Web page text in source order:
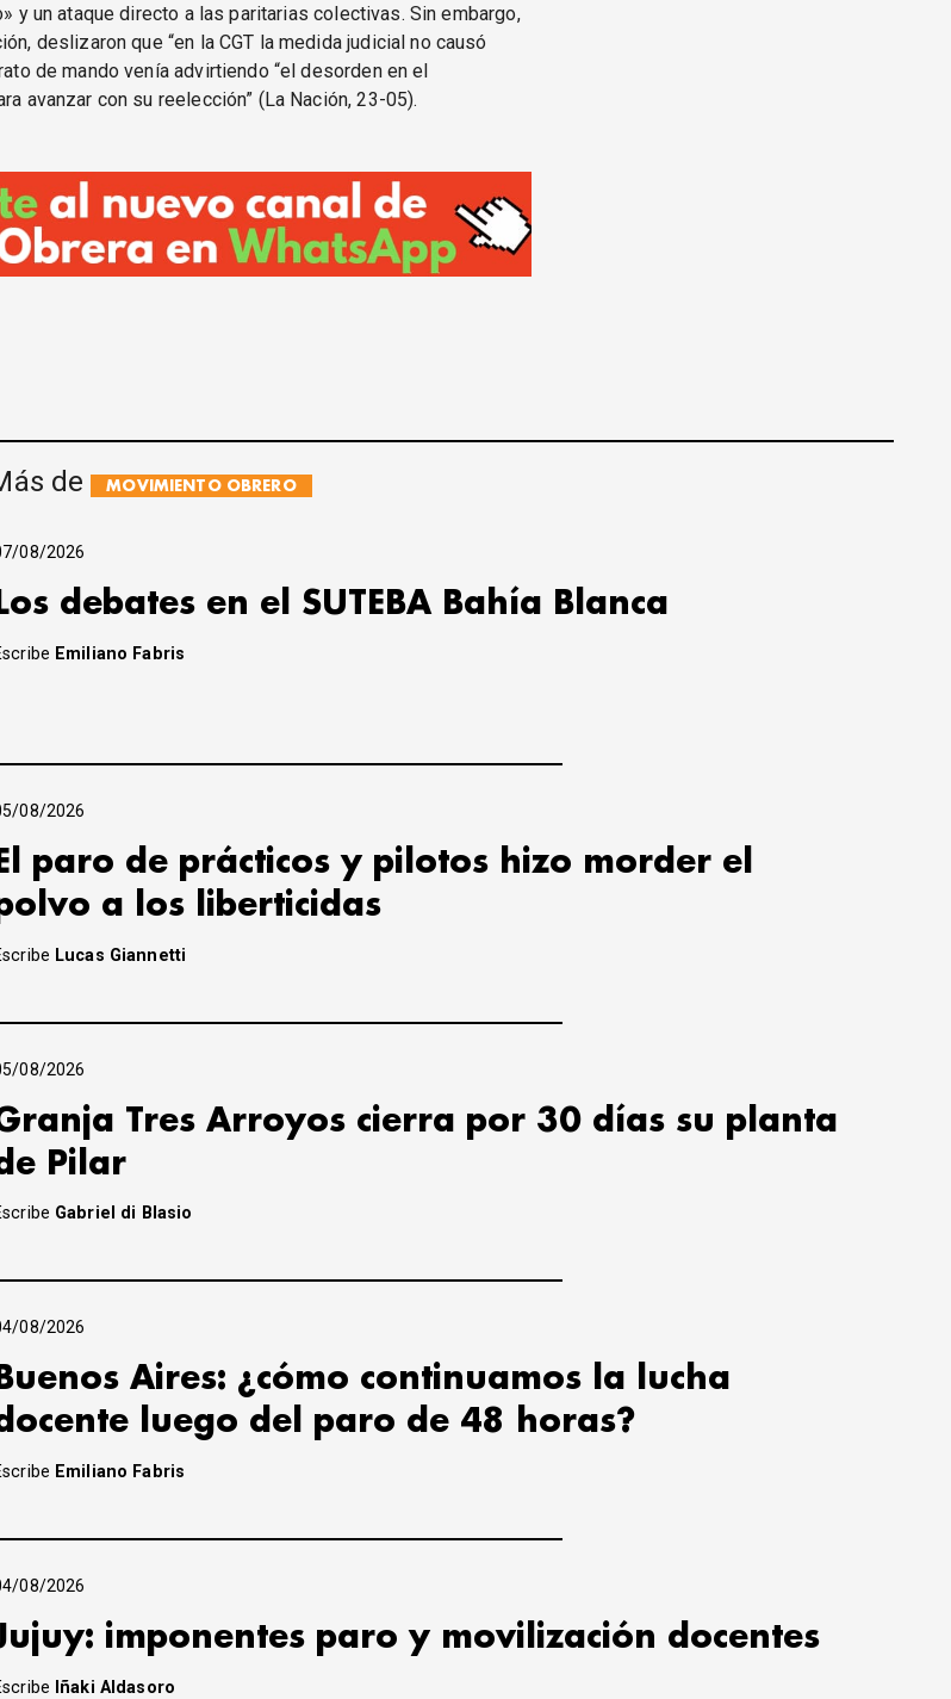
y un ataque directo a las paritarias colectivas. Sin embargo,
deslizaron que “en la CGT la medida judicial no causó
de mando venía advirtiendo “el desorden en el
avanzar con su reelección” (La Nación, 23-05).
de MOVIMIENTO OBRERO
08/2026
Los debates en el SUTEBA Bahía Blanca
Emiliano Fabris
08/2026
El paro de prácticos y pilotos hizo morder el
a los liberticidas
Lucas Giannetti
08/2026
Tres Arroyos cierra por 30 días su planta
Pilar
Gabriel di Blasio
08/2026
Buenos Aires: ¿cómo continuamos la lucha
luego del paro de 48 horas?
Emiliano Fabris
08/2026
imponentes paro y movilización docentes
Iñaki Aldasoro